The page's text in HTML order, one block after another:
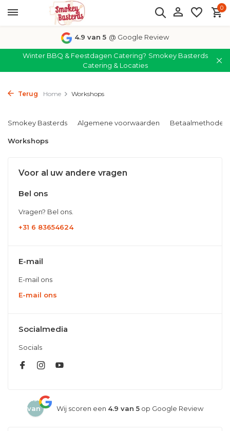
0
4.9 van 5 @ Google Review
Winter BBQ & Feestdagen Catering? Smokey Basterds
Catering & Locaties
Terug Home Workshops
Smokey Basterds Algemene voorwaarden Betaalmethoden
Workshops
Voor al uw andere vragen
Bel ons
Vragen? Bel ons.
+31 6 83654624
E-mail
E-mail ons
E-mail ons
Socialmedia
Socials
4.9
van
5
Wij scoren een 4.9 van 5op Google Review